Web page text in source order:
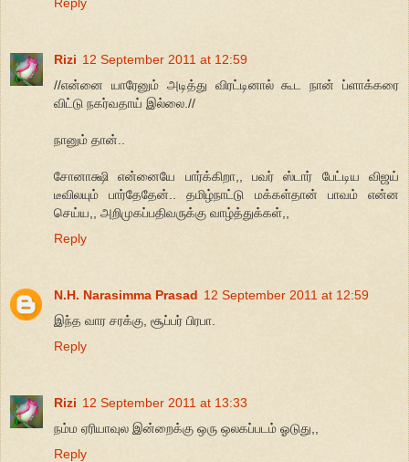
Rizi 12 September 2011 at 12:59
//என்னை யாரேனும் அடித்து விரட்டினால் கூட நான் ப்ளாக்கரை
விட்டு நகர்வதாய் இல்லை.//
நானும் தான்..
சோனாக்ஷி என்னையே பார்க்கிறா,, பவர் ஸ்டார் பேட்டிய விஜய்
டீவிலயும் பார்தேதேன்.. தமிழ்நாட்டு மக்கள்தான் பாவம் என்ன
செய்ய,, அறிமுகப்பதிவருக்கு வாழ்த்துக்கள்,,
Reply
N.H. Narasimma Prasad 12 September 2011 at 12:59
இந்த வார சரக்கு, சூப்பர் பிரபா.
Reply
Rizi 12 September 2011 at 13:33
நம்ம ஏரியாவுல இன்றைக்கு ஒரு ஒலகப்படம் ஓடுது,,
Reply